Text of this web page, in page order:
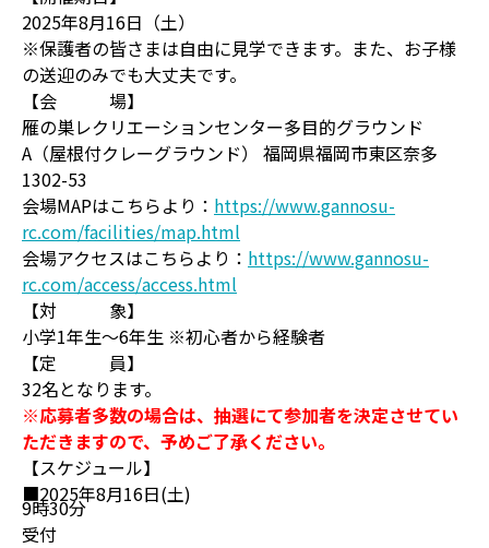
2025年8月16日（土）
※保護者の皆さまは自由に見学できます。また、お子様
の送迎のみでも大丈夫です。
【会 場】
雁の巣レクリエーションセンター多目的グラウンド
A（屋根付クレーグラウンド） 福岡県福岡市東区奈多
1302-53
会場MAPはこちらより： https://www.gannosu-
rc.com/facilities/map.html
会場アクセスはこちらより： https://www.gannosu-
rc.com/access/access.html
【対 象】
小学1年生～6年生 ※初心者から経験者
【定 員】
32名となります。
※応募者多数の場合は、抽選にて参加者を決定させてい
ただきますので、予めご了承ください。
【スケジュール】
■2025年8月16日(土)
9時30分
受付